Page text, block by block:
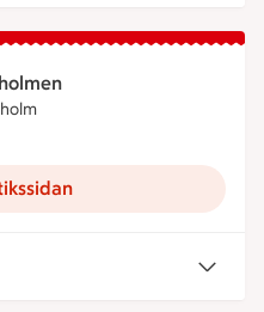
är öppen nu, stänger